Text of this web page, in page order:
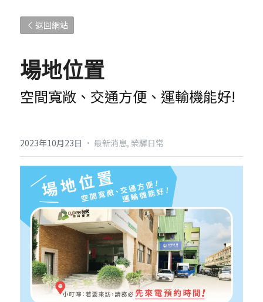
返回網站
場地位置
空間寬敞、交通方便、運輸機能好!
2023年10月23日 · 最新消息, 榮驛日常